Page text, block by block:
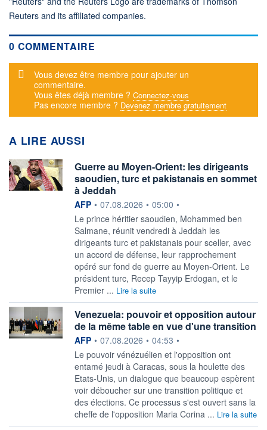
Reuters and its affiliated companies.
0 COMMENTAIRE
Message d'alerte
Vous devez être membre pour ajouter un
commentaire.
Vous êtes déjà membre ? Connectez-vous
Pas encore membre ? Devenez membre gratuitement
A LIRE AUSSI
Guerre au Moyen-Orient: les dirigeants
saoudien, turc et pakistanais en sommet
à Jeddah
information fournie par
AFP • 07.08.2026 • 05:00 •
Le prince héritier saoudien, Mohammed ben
Salmane, réunit vendredi à Jeddah les
dirigeants turc et pakistanais pour sceller, avec
un accord de défense, leur rapprochement
opéré sur fond de guerre au Moyen-Orient. Le
président turc, Recep Tayyip Erdogan, et le
Premier ... Lire la suite
Venezuela: pouvoir et opposition autour
de la même table en vue d'une transition
information fournie par
AFP • 07.08.2026 • 04:53 •
Le pouvoir vénézuélien et l'opposition ont
entamé jeudi à Caracas, sous la houlette des
Etats-Unis, un dialogue que beaucoup espèrent
voir déboucher sur une transition politique et
des élections. Ce processus s'est ouvert sans la
cheffe de l'opposition Maria Corina ... Lire la suite